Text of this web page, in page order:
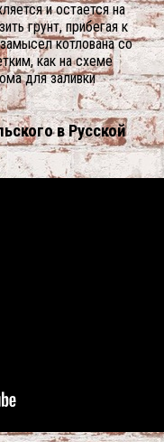
и остается на
грунт, прибегая к
котлована со
как на схеме
для заливки
в Русской